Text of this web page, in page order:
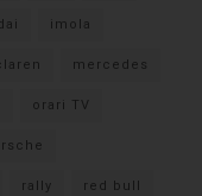
imola
mercedes
orari TV
rally red bull